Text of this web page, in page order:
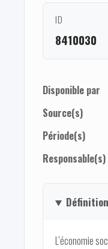
ID
8410030
Disponible par
Source(s)
Période(s)
Responsable(s)
Définition
L’économie